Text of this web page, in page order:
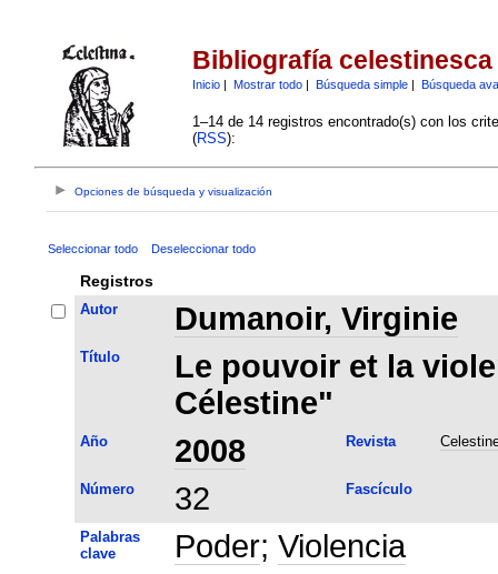
Bibliografía celestinesca
Inicio| Mostrar todo| Búsqueda simple| Búsqueda
1–14 de 14 registros encontrado(s) con los
(RSS):
Opciones de búsqueda y visualización
Seleccionar todo Deseleccionar todo
Registros
Autor Dumanoir, Virginie
Título
Le pouvoir et la
Célestine"
Año 2008 Revista
Número 32 Fascículo
Palabras
clave
Poder; Violencia